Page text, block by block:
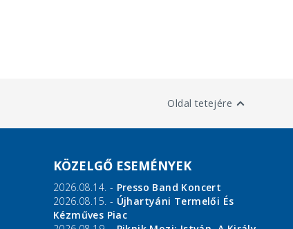
Oldal tetejére
KÖZELGŐ ESEMÉNYEK
2026.08.14. - Presso Band Koncert
2026.08.15. - Újhartyáni Termelői És
Kézműves Piac